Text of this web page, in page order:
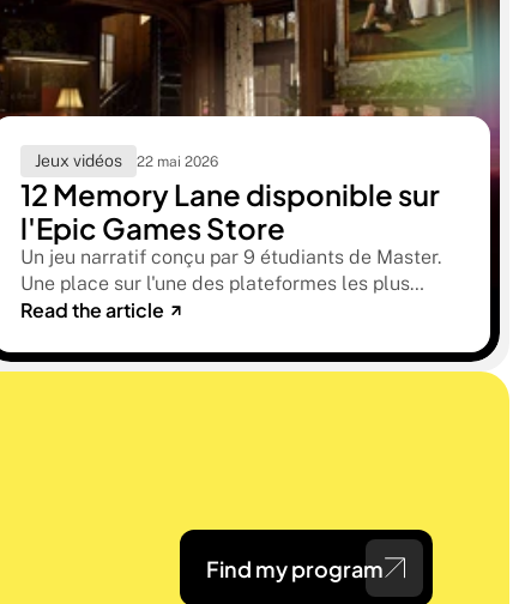
Jeux vidéos 22 mai 2026
12 Memory Lane disponible sur
l'Epic Games Store
Un jeu narratif conçu par 9 étudiants de Master.
Une place sur l'une des plateformes les plus
sélectives du marché. Une histoire sur la
oublier.
Read the article
Find my program